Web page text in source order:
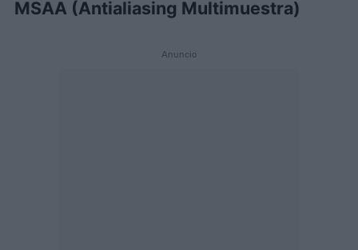
MSAA (Antialiasing Multimuestra)